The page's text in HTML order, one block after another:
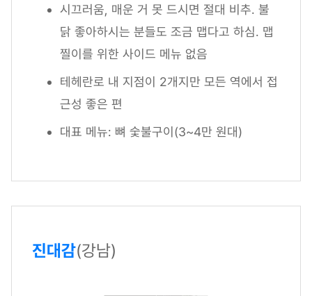
시끄러움, 매운 거 못 드시면 절대 비추. 불
닭 좋아하시는 분들도 조금 맵다고 하심. 맵
찔이를 위한 사이드 메뉴 없음
테헤란로 내 지점이 2개지만 모든 역에서 접
근성 좋은 편
대표 메뉴: 뼈 숯불구이(3~4만 원대)
진대감(강남)